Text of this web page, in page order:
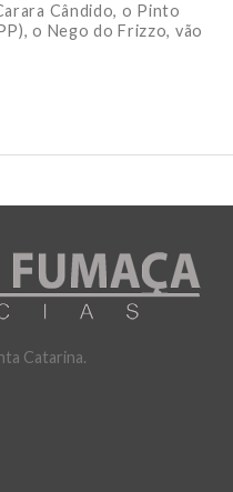
Cândido, o Pinto
o Nego do Frizzo, vão
Catarina.